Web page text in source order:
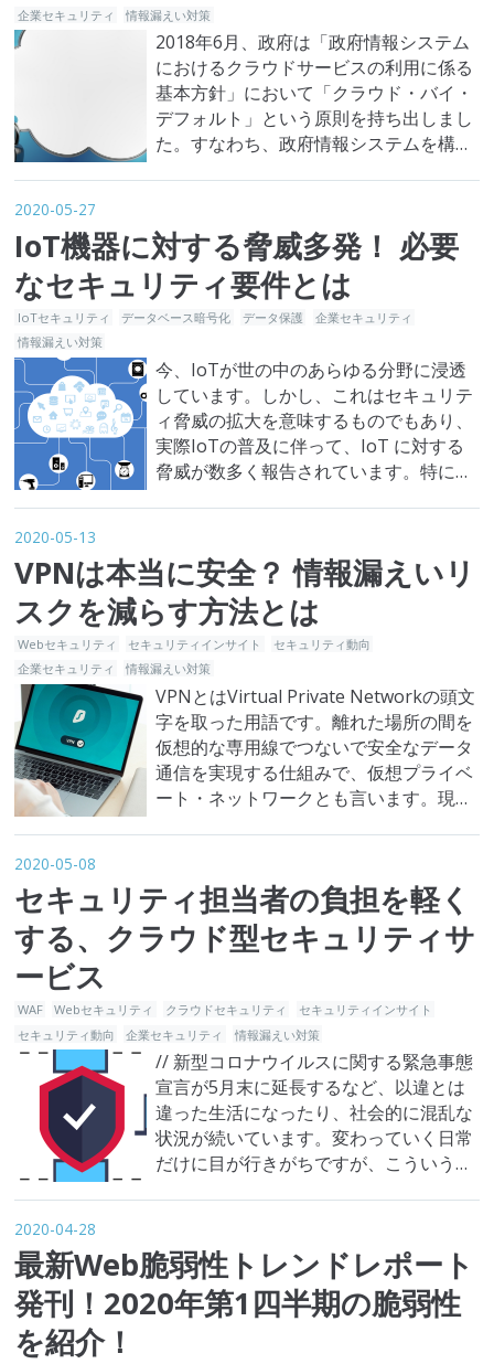
企業セキュリティ
情報漏えい対策
2018年6月、政府は「政府情報システム
におけるクラウドサービスの利用に係る
基本方針」において「クラウド・バイ・
デフォルト」という原則を持ち出しまし
た。すなわち、政府情報システムを構築
従った「政府共通プラットフォーム」に
AWS(Amazon Web Service)を採用する
と明かしまし…
2020-05-27
IoT機器に対する脅威多発！ 必要
なセキュリティ要件とは
IoTセキュリティ データベース暗号化 データ保護
企業セキュリティ
情報漏えい対策
今、IoTが世の中のあらゆる分野に浸透
しています。しかし、これはセキュリテ
ィ脅威の拡大を意味するものでもあり、
実際IoTの普及に伴って、IoT に対する
脅威が数多く報告されています。特に
そんな中、5月15日、総務省や国立研究
開発法人情報通信研究機構（NICT）、
一般社団法人ICT－ISA…
2020-05-13
VPNは本当に安全？ 情報漏えいリ
スクを減らす方法とは
Webセキュリティ セキュリティインサイト
セキュリティ動向
企業セキュリティ
情報漏えい対策
VPNとはVirtual Private Networkの頭文
字を取った用語です。離れた場所の間を
仮想的な専用線でつないで安全なデータ
通信を実現する仕組みで、仮想プライベ
ート・ネットワークとも言います。現在
し、この安全だと謳われているVPNが悪
用されるリスクがあるのをご存知でしょ
うか？今回は…
2020-05-08
セキュリティ担当者の負担を軽く
する、クラウド型セキュリティサ
ービス
WAF Webセキュリティ クラウドセキュリティ
セキュリティインサイト
セキュリティ動向
企業セキュリティ 情報漏えい対策
// 新型コロナウイルスに関する緊急事態
宣言が5月末に延長するなど、以違とは
違った生活になったり、社会的に混乱な
状況が続いています。変わっていく日常
だけに目が行きがちですが、こういう時
どが拡大される中、それを狙ったような
攻撃も続々発生しています。 オンライ
ン教育に冷や水、ベネッセHD子…
2020-04-28
最新Web脆弱性トレンドレポート
発刊！2020年第1四半期の脆弱性
を紹介！